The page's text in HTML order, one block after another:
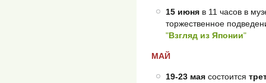
15 июня в 11 часов в
торжественное
"Взгляд из Японии"
МАЙ
19-23 мая состоится